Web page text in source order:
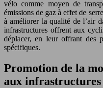
vélo comme moyen de
émissions de gaz à effet de
à améliorer la qualité de l’air
infrastructures offrent aux
déplacer, en leur offrant des
spécifiques.
Promotion de la
aux infrastructures